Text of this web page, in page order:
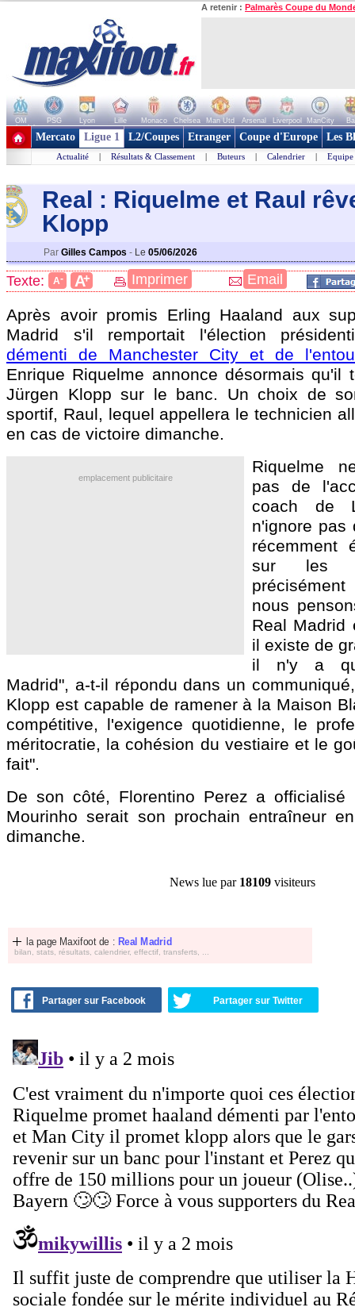
A retenir : Palmarès Coupe du
OM PSG Lyon Lille Monaco Chelsea Man Utd Arsenal Liverpool ManCity
+ de clubs
Mercato Ligue 1 L2/Coupes Etranger Coupe d'Europe Les
Actualité | Résultats & Classement | Buteurs | Calendrier | Equipe
Real : Riquelme et Raul
Klopp
Par Gilles Campos - Le 05/06/2026
Texte: A- A+ Imprimer Email
Après avoir promis Erling Haaland aux
Madrid s'il remportait l'élection
démenti de Manchester City et de
Enrique Riquelme annonce désormais qu'il
Jürgen Klopp sur le banc. Un choix de
sportif, Raul, lequel appellera le technicien
en cas de victoire dimanche.
emplacement publicitaire
Riquelme
pas de
coach de
n'ignore pas
récemment
sur les
nous
Real Madrid
il existe de
il n'y a
Madrid", a-t-il répondu dans un
Klopp est capable de ramener à la Maison
compétitive, l'exigence quotidienne, le
méritocratie, la cohésion du vestiaire et le
fait".
De son côté, Florentino Perez a
Mourinho serait son prochain entraîneur
dimanche.
News lue par 18109 visiteurs
la page Maxifoot de : Real Madrid
bilan, stats, résultats, calendrier, effectif, transferts, ...
Partager sur Facebook Partager sur Twitter